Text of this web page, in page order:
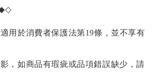
用於消費者保護法第19條，並不享有
，如商品有瑕疵或品項錯誤缺少，請